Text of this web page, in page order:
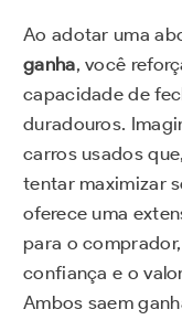
Ao adotar uma
ganha, você
capacidade de
duradouros.
carros usados
tentar maximizar
oferece uma
para o
confiança e o
Ambos saem